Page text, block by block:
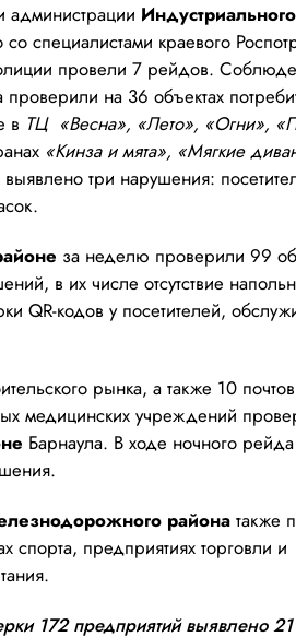
администрации Индустриального
со специалистами краевого
провели 7 рейдов.
на 36 объектах
в ТЦ  «Весна», «Лето», «Огни»,
«Кинза и мята», «Мягкие
три нарушения:
за неделю проверили 99
в их числе отсутствие
QR-кодов у посетителей,
рынка, а также 10
медицинских учреждений
Барнаула. В ходе ночного
района также
спорта, предприятиях торговли и
172 предприятий выявлено 21